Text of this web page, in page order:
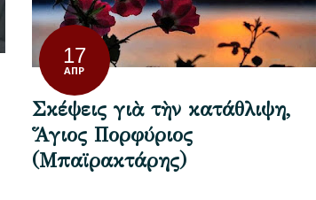
17
ΑΠΡ
Σκέψεις γιὰ τὴν κατάθλιψη,
Ἅγιος Πορφύριος
(Μπαϊρακτάρης)